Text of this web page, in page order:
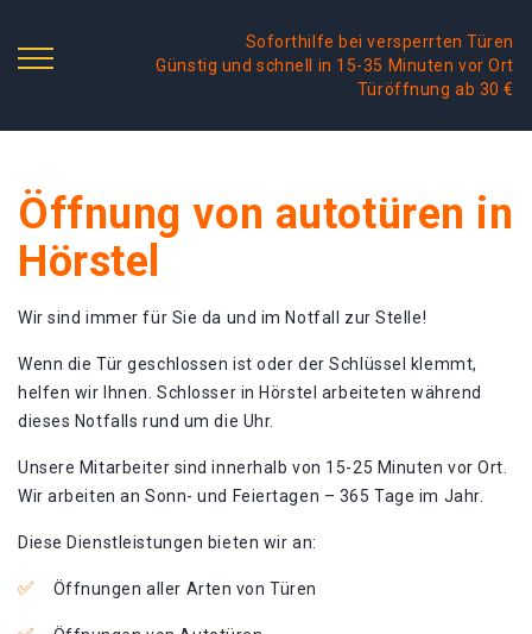
Soforthilfe bei versperrten Türen
Günstig und schnell in 15-35 Minuten vor Ort
Türöffnung ab 30 €
Öffnung von autotüren in
Hörstel
Wir sind immer für Sie da und im Notfall zur Stelle!
Wenn die Tür geschlossen ist oder der Schlüssel klemmt,
helfen wir Ihnen. Schlosser in Hörstel arbeiteten während
dieses Notfalls rund um die Uhr.
Unsere Mitarbeiter sind innerhalb von 15-25 Minuten vor Ort.
Wir arbeiten an Sonn- und Feiertagen – 365 Tage im Jahr.
Diese Dienstleistungen bieten wir an:
Öffnungen aller Arten von Türen